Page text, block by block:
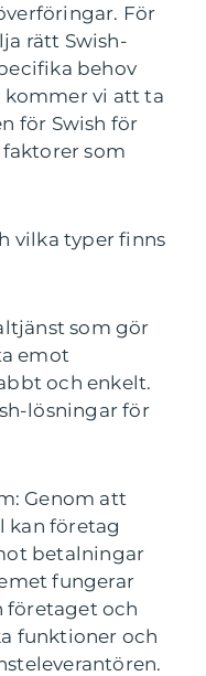
För
rätt Swish-
behov
vi att ta
för Swish för
som
vilka typer finns
som gör
emot
och enkelt.
lösningar för
Genom att
kan företag
betalningar
fungerar
företaget och
funktioner och